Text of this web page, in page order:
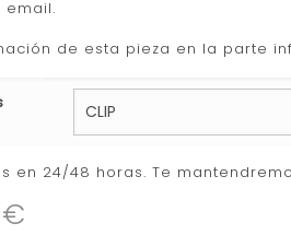
email.
de esta pieza en la parte
en 24/48 horas. Te
€